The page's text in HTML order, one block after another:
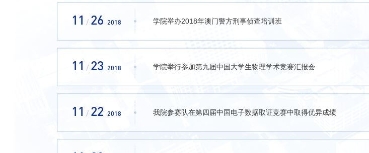
11 / 26 2018 学院举办2018年澳门警方刑事侦查培训班
11 / 23 2018 学院举行参加第九届中国大学生物理学术竞赛汇报会
11 / 22 2018 我院参赛队在第四届中国电子数据取证竞赛中取得优异成绩